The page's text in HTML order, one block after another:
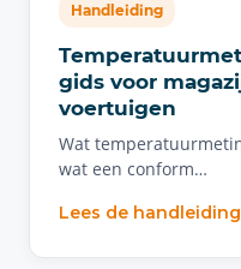
Handleiding
gids voor
voertuigen
Wat
wat een conform…
Lees de